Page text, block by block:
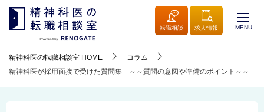
転職相談 求人情報 MENU
精神科医の転職相談室 HOME
コラム
精神科医が採用面接で受けた質問集 ～～質問の意図や準備のポイント～～